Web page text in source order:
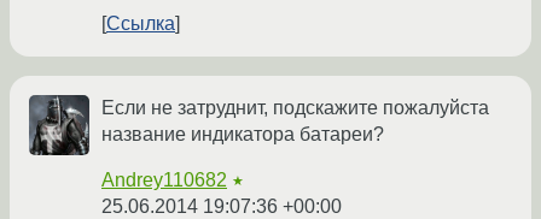
Ссылка
Если не затруднит, подскажите пожалуйста
название индикатора батареи?
Andrey110682 ★
25.06.2014 19:07:36 +00:00